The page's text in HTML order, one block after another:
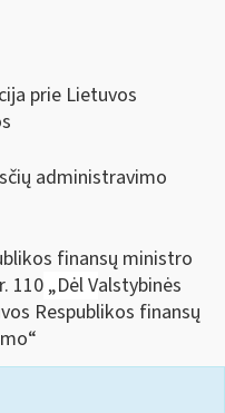
prie Lietuvos
administravimo
finansų ministro
110 „DėlValstybinės
Respublikos finansų